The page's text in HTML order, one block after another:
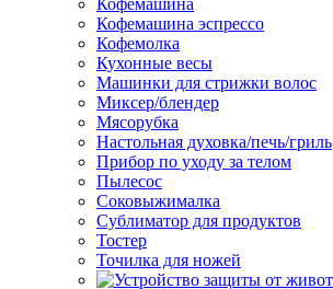
Кофемашина
Кофемашина эспрессо
Кофемолка
Кухонные весы
Машинки для стрижки волос
Миксер/блендер
Мясорубка
Настольная духовка/печь/гриль
Прибор по уходу за телом
Пылесос
Соковыжималка
Сублиматор для продуктов
Тостер
Точилка для ножей